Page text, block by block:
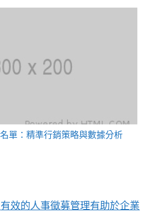
單：精準行銷策略與數據分析
效的人事徵募管理有助於企業